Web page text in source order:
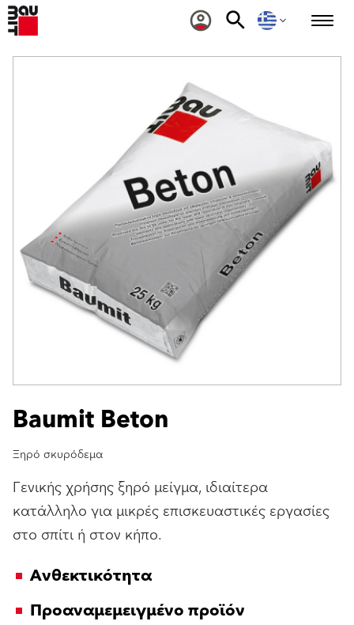
Baumit Beton
Ξηρό σκυρόδεμα
Γενικής χρήσης ξηρό μείγμα, ιδιαίτερα
κατάλληλο για μικρές επισκευαστικές εργασίες
στο σπίτι ή στον κήπο.
Ανθεκτικότητα
Προαναμεμειγμένο προϊόν